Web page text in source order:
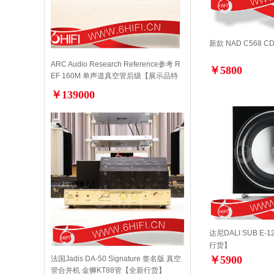
ARC Audio Research Reference参考 R
EF 160M 单声道真空管后级【展示品特
￥139000
法国Jadis DA-50 Signature 签名版 真空
管合并机 金狮KT88管【全新行货】
新款 NAD C568
￥5800
达尼DALI SUB E-
行货】
￥5900